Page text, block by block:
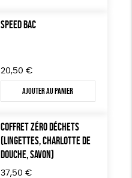
SPEED BAC
20,50 €
Ajouter au panier
COFFRET ZÉRO DÉCHETS
(LINGETTES, CHARLOTTE DE
DOUCHE, SAVON)
37,50 €